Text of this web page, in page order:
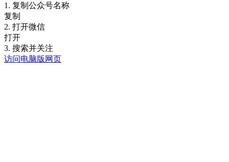
1. 复制公众号名称
复制
2. 打开微信
打开
3. 搜索并关注
访问电脑版网页